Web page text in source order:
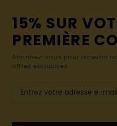
15% SUR
PREMIÈRE
Abonnez-vous pour recevoir
offres exclusives.